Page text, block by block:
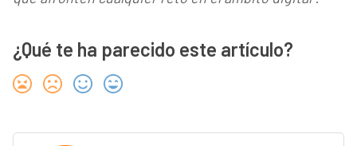
¿Qué te ha parecido este artículo?